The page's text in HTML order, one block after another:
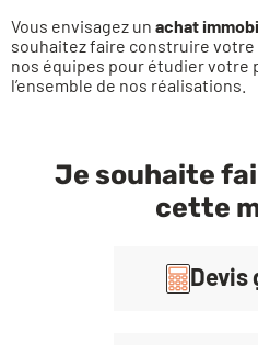
Vous envisagez un achat
souhaitez faire construire
nos équipes pour étudier votre
l’ensemble de nos réalisations.
Je souhaite
cette
Devis